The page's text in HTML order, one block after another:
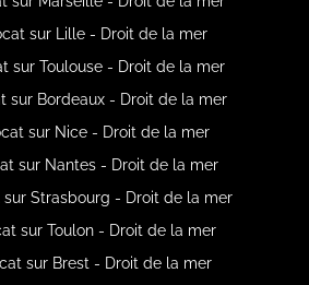
sur Lille - Droit de la mer
sur Toulouse - Droit de la mer
sur Bordeaux - Droit de la mer
sur Nice - Droit de la mer
sur Nantes - Droit de la mer
sur Strasbourg - Droit de la mer
sur Toulon - Droit de la mer
sur Brest - Droit de la mer